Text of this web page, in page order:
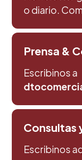
o diario.
Prensa &
Escribinos a
Consultas
Escribinos